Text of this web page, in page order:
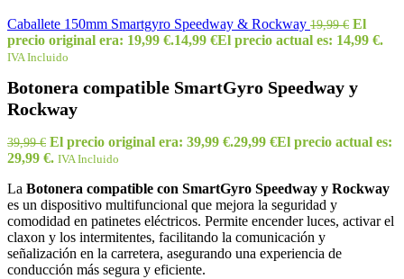
Caballete 150mm Smartgyro Speedway & Rockway 19,99€ El
precio original era: 19,99 €.14,99 €El precio actual es: 14,99 €.
IVA Incluido
Botonera compatible SmartGyro Speedway y
Rockway
39,99€ El precio original era: 39,99 €.29,99 €El precio actual es:
29,99 €. IVA Incluido
La Botonera compatible con SmartGyro Speedway y Rockway
es un dispositivo multifuncional que mejora la seguridad y
comodidad en patinetes eléctricos. Permite encender luces, activar el
claxon y los intermitentes, facilitando la comunicación y
señalización en la carretera, asegurando una experiencia de
conducción más segura y eficiente.